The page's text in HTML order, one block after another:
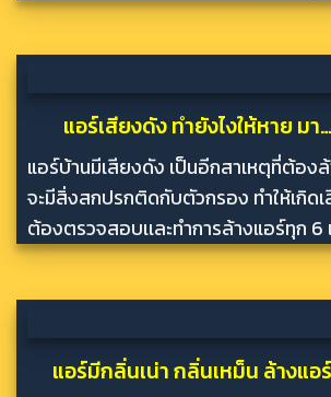
แอร์เสียงดัง ทำยังไงให้หาย มา
แอร์บ้านมีเสียงดัง เป็นอีกสาเหตุที่ต้องล้
จะมีสิ่งสกปรกติดกับตัวกรอง ทำให้เกิด
ต้องตรวจสอบเเละทำการล้างแอร์ทุก 6
แอร์มีกลิ่นเน่า กลิ่นเหม็น ล้างแอ